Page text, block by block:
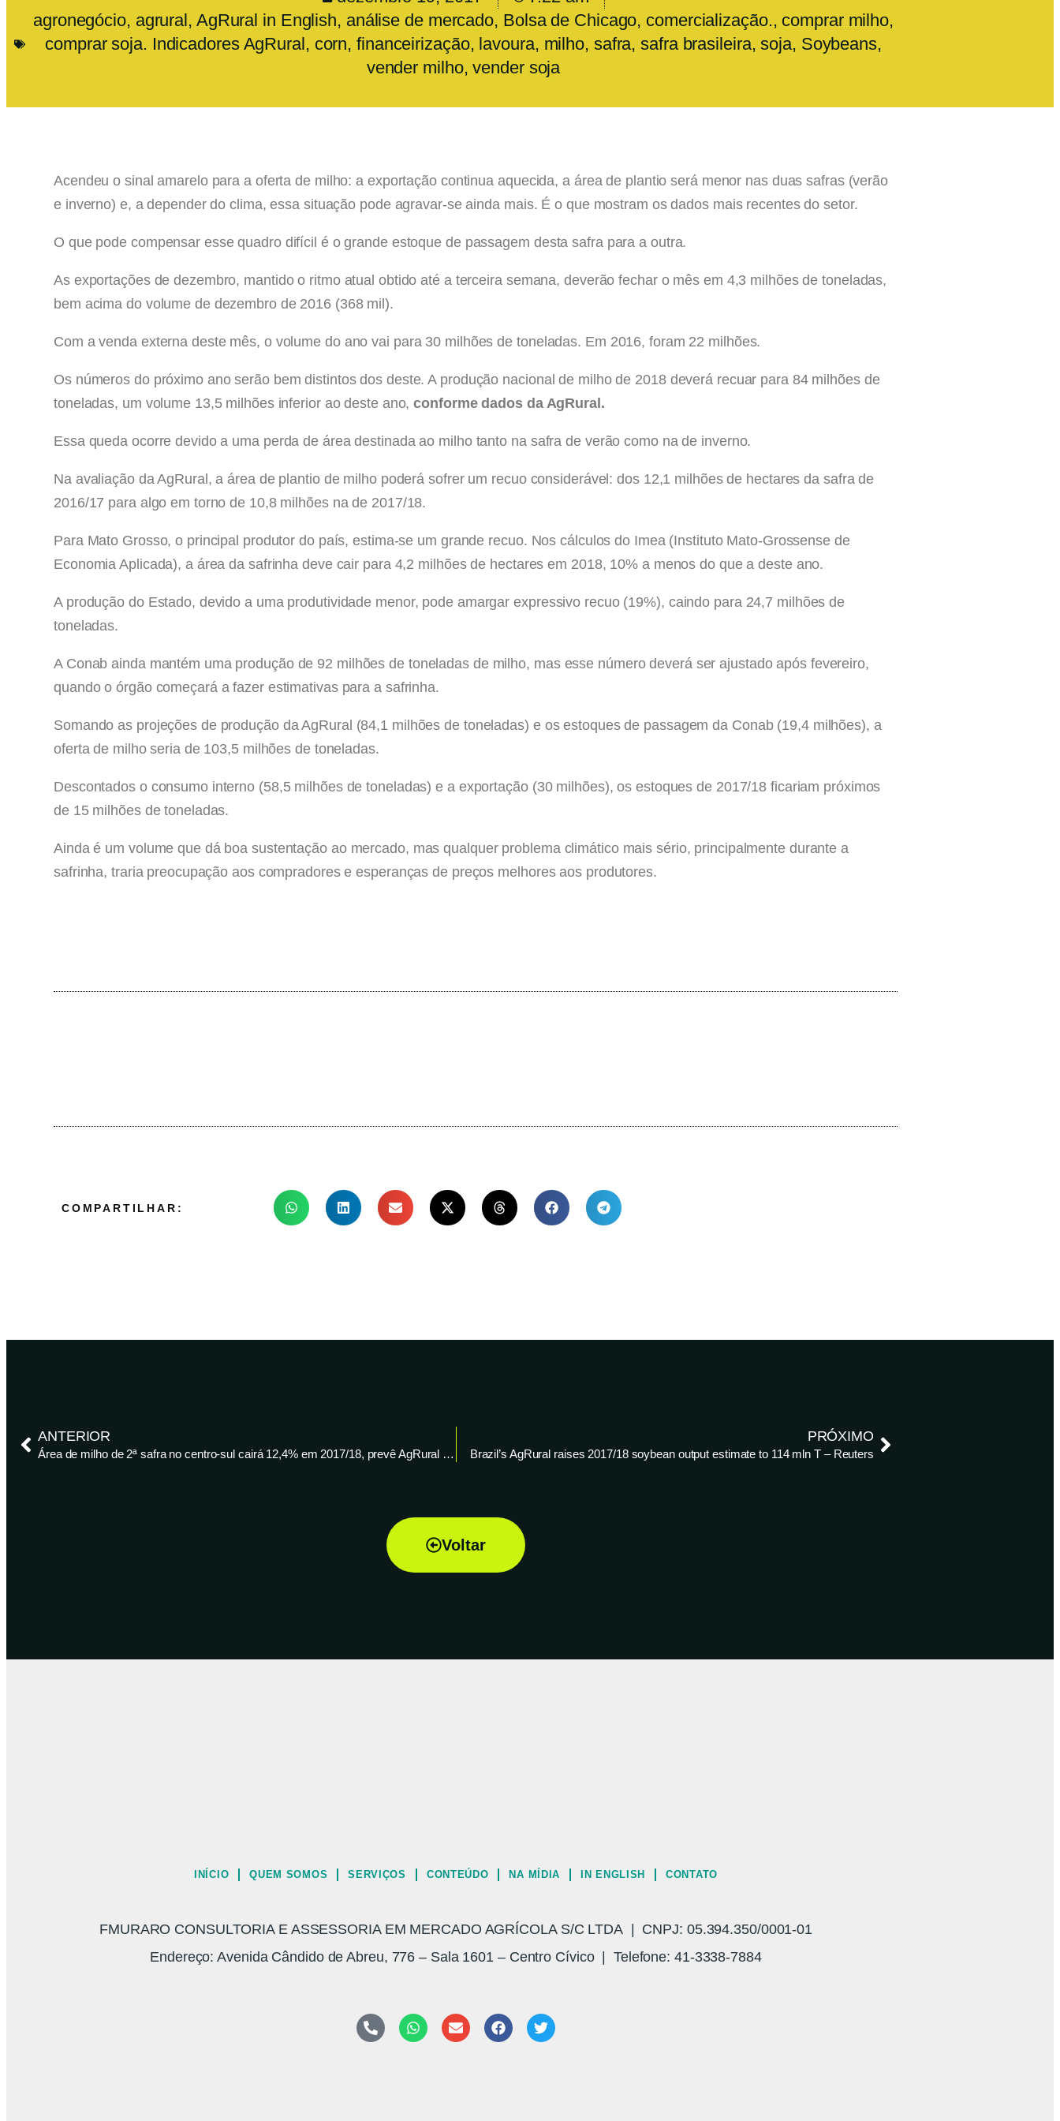
agronegócio, agrural, AgRural in English, análise de mercado, Bolsa de Chicago, comercialização., comprar milho,
comprar soja. Indicadores AgRural, corn,financeirização, lavoura, milho, safra,safra brasileira,soja, Soybeans,
vender milho,vender soja
Acendeu o sinal amarelo para a oferta de milho: a exportação continua aquecida, a área de plantio será menor nas duas safras (verão
e inverno) e, a depender do clima, essa situação pode agravar-se ainda mais. É o que mostram os dados mais recentes do setor.
O que pode compensar esse quadro difícil é o grande estoque de passagem desta safra para a outra.
As exportações de dezembro, mantido o ritmo atual obtido até a terceira semana, deverão fechar o mês em 4,3 milhões de toneladas,
bem acima do volume de dezembro de 2016 (368 mil).
Com a venda externa deste mês, o volume do ano vai para 30 milhões de toneladas. Em 2016, foram 22 milhões.
Os números do próximo ano serão bem distintos dos deste. A produção nacional de milho de 2018 deverá recuar para 84 milhões de
toneladas, um volume 13,5 milhões inferior ao deste ano,conforme dados da AgRural.
Essa queda ocorre devido a uma perda de área destinada ao milho tanto na safra de verão como na de inverno.
Na avaliação da AgRural, a área de plantio de milho poderá sofrer um recuo considerável: dos 12,1 milhões de hectares da safra de
2016/17 para algo em torno de 10,8 milhões na de 2017/18.
Para Mato Grosso, o principal produtor do país, estima-se um grande recuo. Nos cálculos do Imea (Instituto Mato-Grossense de
Economia Aplicada), a área da safrinha deve cair para 4,2 milhões de hectares em 2018, 10% a menos do que a deste ano.
A produção do Estado, devido a uma produtividade menor, pode amargar expressivo recuo (19%), caindo para 24,7 milhões de
toneladas.
A Conab ainda mantém uma produção de 92 milhões de toneladas de milho, mas esse número deverá ser ajustado após fevereiro,
quando o órgão começará a fazer estimativas para a safrinha.
Somando as projeções de produção da AgRural (84,1 milhões de toneladas) e os estoques de passagem da Conab (19,4 milhões), a
oferta de milho seria de 103,5 milhões de toneladas.
Descontados o consumo interno (58,5 milhões de toneladas) e a exportação (30 milhões), os estoques de 2017/18 ficariam próximos
de 15 milhões de toneladas.
Ainda é um volume que dá boa sustentação ao mercado, mas qualquer problema climático mais sério, principalmente durante a
safrinha, traria preocupação aos compradores e esperanças de preços melhores aos produtores.
COMPARTILHAR:
ANTERIOR
Área de milho de 2ª safra no centro-sul cairá 12,4% em 2017/18, prevê AgRural – Reuters News
PRÓXIMO
Brazil’s AgRural raises 2017/18 soybean output estimate to 114 mln T – Reuters
Voltar
INÍCIO QUEM SOMOS SERVIÇOS CONTEÚDO NA MÍDIA IN ENGLISH CONTATO
FMURARO CONSULTORIA E ASSESSORIA EM MERCADO AGRÍCOLA S/C LTDA | CNPJ: 05.394.350/0001-01
Endereço: Avenida Cândido de Abreu, 776 – Sala 1601 – Centro Cívico | Telefone: 41-3338-7884